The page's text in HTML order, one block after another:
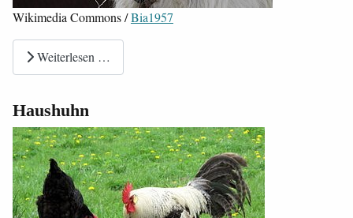
Wikimedia Commons /Bia1957
Weiterlesen …
Haushuhn